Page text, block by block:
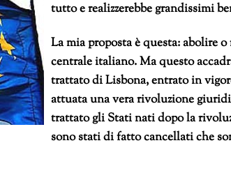
tutto e realizzerebbe grandissimi
La mia proposta è questa: abolire
centrale italiano. Ma questo
trattato di Lisbona, entrato in
attuata una vera rivoluzione
trattato gli Stati nati dopo la
sono stati di fatto cancellati che